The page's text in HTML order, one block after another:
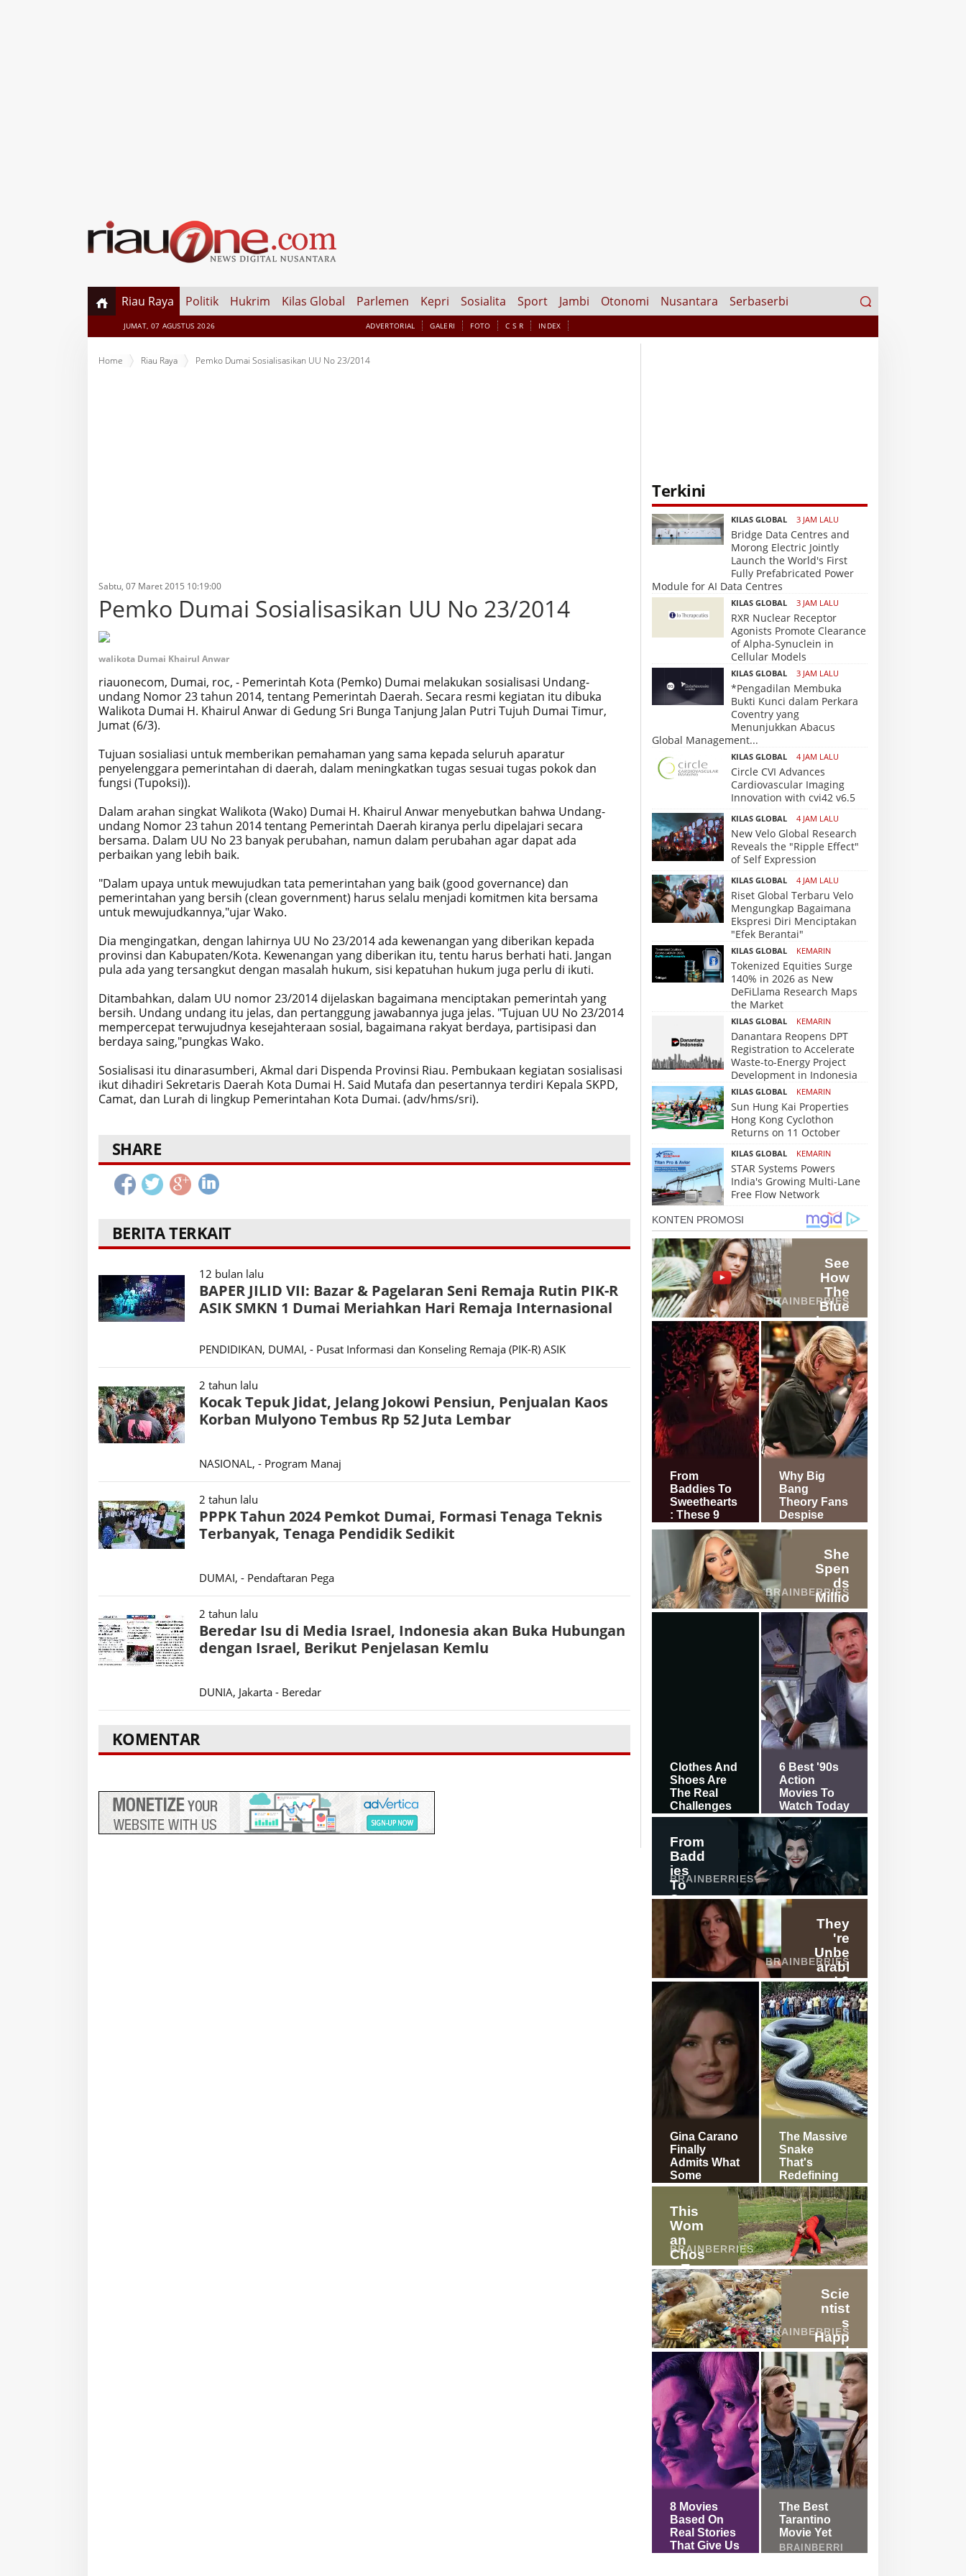
Riau Raya Politik Hukrim Kilas Global Parlemen Kepri Sosialita Sport Jambi Otonomi Nusantara Serbaserbi
Search
for:
JUMAT, 07 AGUSTUS 2026 ADVERTORIAL GALERI FOTO C S R INDEX
Home Riau Raya Pemko Dumai Sosialisasikan UU No 23/2014
Sabtu, 07 Maret 2015 10:19:00
Pemko Dumai Sosialisasikan UU No 23/2014
walikota Dumai Khairul Anwar
riauonecom, Dumai, roc, - Pemerintah Kota (Pemko) Dumai melakukan sosialisasi Undang-
undang Nomor 23 tahun 2014, tentang Pemerintah Daerah. Secara resmi kegiatan itu dibuka
Walikota Dumai H. Khairul Anwar di Gedung Sri Bunga Tanjung Jalan Putri Tujuh Dumai Timur,
Jumat (6/3).
Tujuan sosialiasi untuk memberikan pemahaman yang sama kepada seluruh aparatur
penyelenggara pemerintahan di daerah, dalam meningkatkan tugas sesuai tugas pokok dan
fungsi (Tupoksi)).
Dalam arahan singkat Walikota (Wako) Dumai H. Khairul Anwar menyebutkan bahwa Undang-
undang Nomor 23 tahun 2014 tentang Pemerintah Daerah kiranya perlu dipelajari secara
bersama. Dalam UU No 23 banyak perubahan, namun dalam perubahan agar dapat ada
perbaikan yang lebih baik.
"Dalam upaya untuk mewujudkan tata pemerintahan yang baik (good governance) dan
pemerintahan yang bersih (clean government) harus selalu menjadi komitmen kita bersama
untuk mewujudkannya,"ujar Wako.
Dia mengingatkan, dengan lahirnya UU No 23/2014 ada kewenangan yang diberikan kepada
provinsi dan Kabupaten/Kota. Kewenangan yang diberikan itu, tentu harus berhati hati. Jangan
pula ada yang tersangkut dengan masalah hukum, sisi kepatuhan hukum juga perlu di ikuti.
Ditambahkan, dalam UU nomor 23/2014 dijelaskan bagaimana menciptakan pemerintah yang
bersih. Undang undang itu jelas, dan pertanggung jawabannya juga jelas. "Tujuan UU No 23/2014
mempercepat terwujudnya kesejahteraan sosial, bagaimana rakyat berdaya, partisipasi dan
berdaya saing,"pungkas Wako.
Sosialisasi itu dinarasumberi, Akmal dari Dispenda Provinsi Riau. Pembukaan kegiatan sosialisasi
ikut dihadiri Sekretaris Daerah Kota Dumai H. Said Mutafa dan pesertannya terdiri Kepala SKPD,
Camat, dan Lurah di lingkup Pemerintahan Kota Dumai. (adv/hms/sri).
SHARE
BERITA TERKAIT
12 bulan lalu
BAPER JILID VII: Bazar & Pagelaran Seni Remaja Rutin PIK-R
ASIK SMKN 1 Dumai Meriahkan Hari Remaja Internasional
PENDIDIKAN, DUMAI, - Pusat Informasi dan Konseling Remaja (PIK-R) ASIK
2 tahun lalu
Kocak Tepuk Jidat, Jelang Jokowi Pensiun, Penjualan Kaos
Korban Mulyono Tembus Rp 52 Juta Lembar
NASIONAL, - Program Manaj
2 tahun lalu
PPPK Tahun 2024 Pemkot Dumai, Formasi Tenaga Teknis
Terbanyak, Tenaga Pendidik Sedikit
DUMAI, - Pendaftaran Pega
2 tahun lalu
Beredar Isu di Media Israel, Indonesia akan Buka Hubungan
dengan Israel, Berikut Penjelasan Kemlu
DUNIA, Jakarta - Beredar
KOMENTAR
Terkini
KILAS GLOBAL 3 JAM LALU
Bridge Data Centres and
Morong Electric Jointly
Launch the World's First
Fully Prefabricated Power
Module for AI Data Centres
KILAS GLOBAL 3 JAM LALU
RXR Nuclear Receptor
Agonists Promote Clearance
of Alpha-Synuclein in
Cellular Models
KILAS GLOBAL 3 JAM LALU
*Pengadilan Membuka
Bukti Kunci dalam Perkara
Coventry yang
Menunjukkan Abacus
Global Management...
KILAS GLOBAL 4 JAM LALU
Circle CVI Advances
Cardiovascular Imaging
Innovation with cvi42 v6.5
KILAS GLOBAL 4 JAM LALU
New Velo Global Research
Reveals the "Ripple Effect"
of Self Expression
KILAS GLOBAL 4 JAM LALU
Riset Global Terbaru Velo
Mengungkap Bagaimana
Ekspresi Diri Menciptakan
"Efek Berantai"
KILAS GLOBAL KEMARIN
Tokenized Equities Surge
140% in 2026 as New
DeFiLlama Research Maps
the Market
KILAS GLOBAL KEMARIN
Danantara Reopens DPT
Registration to Accelerate
Waste-to-Energy Project
Development in Indonesia
KILAS GLOBAL KEMARIN
Sun Hung Kai Properties
Hong Kong Cyclothon
Returns on 11 October
KILAS GLOBAL KEMARIN
STAR Systems Powers
India's Growing Multi-Lane
Free Flow Network